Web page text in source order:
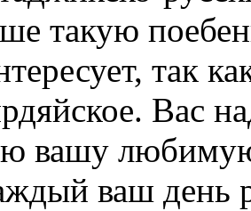
такую
так
Вас
вашу
ваш день